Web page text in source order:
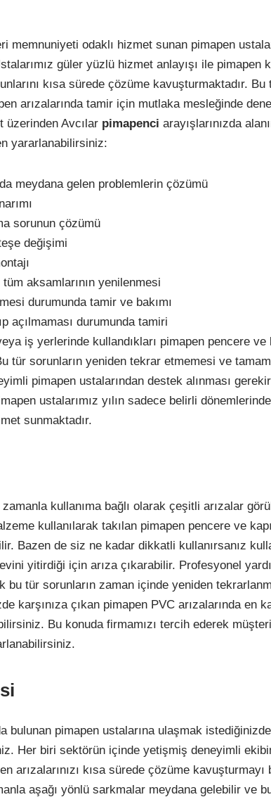
memnuniyeti odaklı hizmet sunan pimapen
güler yüzlü hizmet anlayışı ile pimapen
kısa sürede çözüme kavuşturmaktadır.
arızalarında tamir için mutlaka mesleğinde
Avcılar pimapenci arayışlarınızda
yararlanabilirsiniz:
meydana gelen problemlerin çözümü
sorunun çözümü
değişimi
aksamlarının yenilenmesi
durumunda tamir ve bakımı
açılmaması durumunda tamiri
iş yerlerinde kullandıkları pimapen pencere ve
tür sorunların yeniden tekrar etmemesi ve
pimapen ustalarından destek alınması
ustalarımız yılın sadece belirli
sunmaktadır.
kullanıma bağlı olarak çeşitli arızalar
kullanılarak takılan pimapen pencere ve
Bazen de siz ne kadar dikkatli kullanırsanız
yitirdiği için arıza çıkarabilir. Profesyonel
bu tür sorunların zaman içinde yeniden
karşınıza çıkan pimapen PVC arızalarında en
Bu konuda firmamızı tercih ederek
bulunan pimapen ustalarına ulaşmak istediğinizde
Her biri sektörün içinde yetişmiş deneyimli
arızalarınızı kısa sürede çözüme
aşağı yönlü sarkmalar meydana gelebilir ve